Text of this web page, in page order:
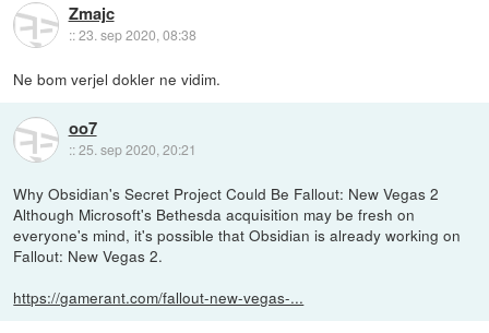
Zmajc
::23. sep 2020, 08:38
Ne bom verjel dokler ne vidim.
oo7
::25. sep 2020, 20:21
Why Obsidian's Secret Project Could Be Fallout: New Vegas 2
Although Microsoft's Bethesda acquisition may be fresh on
everyone's mind, it's possible that Obsidian is already working on
Fallout: New Vegas 2.
https://gamerant.com/fallout-new-vegas-...